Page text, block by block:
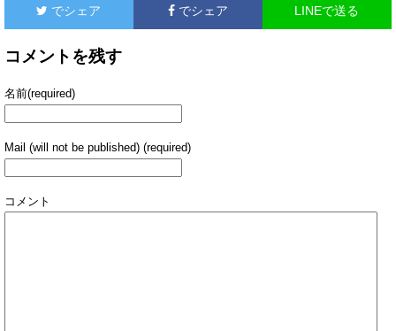
でシェア でシェア LINEで送る
コメントを残す
名前(required)
Mail (will not be published) (required)
コメント